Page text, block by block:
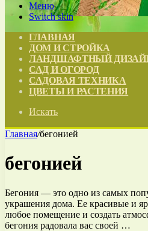
Меню
Switch skin
ГЛАВНАЯ
ДОМ И СТРОЙКА
ЛАНДШАФТНЫЙ
САД И ОГОРОД
САДОВАЯ ТЕХНИКА
ЦВЕТЫ И РАСТЕНИЯ
Искать
Главная/бегонией
бегонией
Бегония — это одно из самых
украшения дома. Ее красивые и
любое помещение и создать
бегония радовала вас своей …